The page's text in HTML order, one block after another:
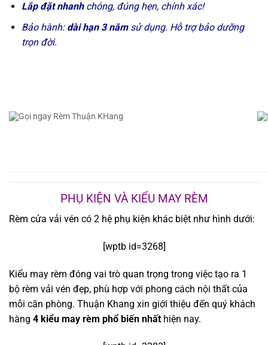
Lắp đặt nhanhchóng, đúng hẹn, chính xác!
Bảo hành: dài hạn 3 nămsử dụng. Hỗ trợ bảo dưỡng
trọn đời.
PHỤ KIỆN VÀ KIỂU MAY RÈM
Rèm cửa vải vén có 2 hệ phụ kiện khác biệt như hình dưới:
[wptb id=3268]
Kiểu may rèm đóng vai trò quan trọng trong việc tạo ra 1
bộ rèm vải vén đẹp, phù hợp với phong cách nội thất của
mỗi căn phòng. Thuận Khang xin giới thiệu đến quý khách
hàng 4 kiểu may rèm phổ biến nhất hiện nay.